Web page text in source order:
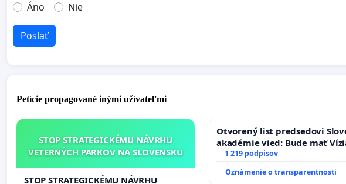
Áno
Nie
Poslať
Petície propagované inými užívateľmi
STOP STRATEGICKÉMU NÁVRHU
VETERNÝCH PARKOV NA SLOVENSKU
STOP STRATEGICKÉMU NÁVRHU
Otvorený list predsedovi
akadémie vied: Bude mať
Slovenska 2040 mravnú
1 219 podpisov
Oznámenie o transparentnosti